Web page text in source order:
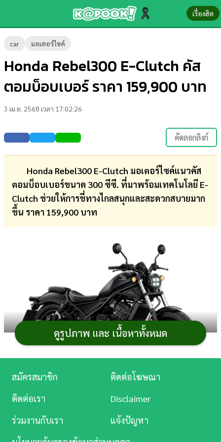
เรื่องฮิต
car มอเตอร์ไซค์
Honda Rebel300 E-Clutch คัส
ตอมบ็อบเบอร์ ราคา 159,900 บาท
3 เม.ย. 2568 เวลา 17:02:26
คัดลอกลิงก์
Honda Rebel300 E-Clutch มอเตอร์ไซค์แนวคัส
ตอมบ็อบเบอร์ขนาด 300 ซีซี. ที่มาพร้อมเทคโนโลยี E-
Clutch ช่วยให้การขี่ทางไกลสนุกและสะดวกสบายมาก
ขึ้น ราคา 159,900 บาท
Honda Rebel300 E-Clutch(ฮอนด้า รีเบล 300 อี-
คลัตช์)มอเตอร์ไซค์
ครุยเซอร์แนวคัสตอมบ็อบเบอร์ขนาด
ดูรูปภาพ และ เนื้อหาทั้งหมด
ข่าว-
ความ
รู้
บันเทิง
ตรวจ
หวย
ผล
บอล
สด
บันเทิง
ดู
Music
สมัครสมาชิก
ติดต่อโฆษณา
ติดต่อเรา
Disclaimer
ร่วมงานกับเรา
แจ้งปัญหา